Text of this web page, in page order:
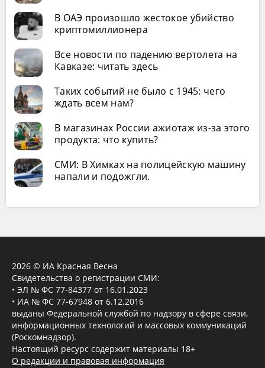
В ОАЭ произошло жестокое убийство
криптомиллионера
Все новости по падению вертолета на
Кавказе: читать здесь
Таких событий не было с 1945: чего
ждать всем нам?
В магазинах России ажиотаж из-за этого
продукта: что купить?
СМИ: В Химках на полицейскую машину
напали и подожгли.
2026 © ИА Красная Весна
Свидетельства о регистрации СМИ:
• ЭЛ № ФС 77-84377 от 16.01.2023
• ИА № ФС 77-67948 от 6.12.2016
выданы Федеральной службой по надзору в сфере связи,
информационных технологий и массовых коммуникаций
(Роскомнадзор).
Настоящий ресурс содержит материалы 18+
О редакции и правовая информация